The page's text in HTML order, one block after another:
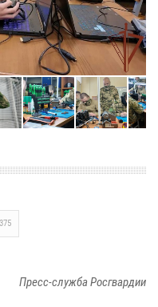
Пресс-служба Росгвардии